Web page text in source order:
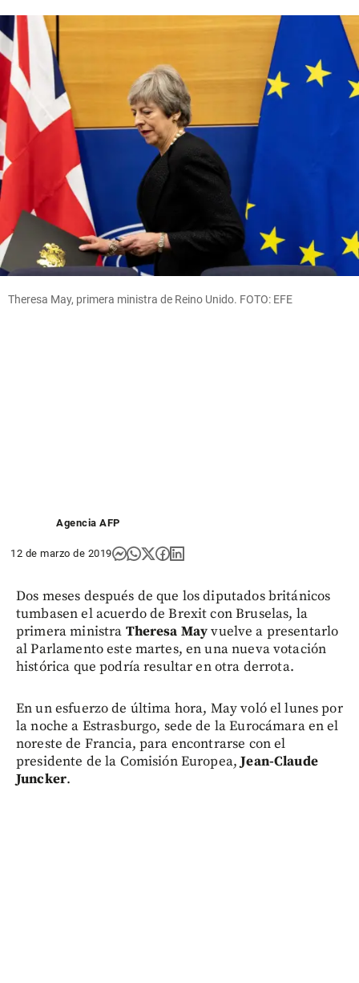
Theresa May, primera ministra de Reino Unido. FOTO: EFE
Agencia AFP
12 de marzo de 2019
Dos meses después de que los diputados británicos
tumbasen el acuerdo de Brexit con Bruselas, la
primera ministra Theresa Mayvuelve a presentarlo
al Parlamento este martes, en una nueva votación
histórica que podría resultar en otra derrota.
En un esfuerzo de última hora, May voló el lunes por
la noche a Estrasburgo, sede de la Eurocámara en el
noreste de Francia, para encontrarse con el
presidente de la Comisión Europea,Jean-Claude
Juncker.